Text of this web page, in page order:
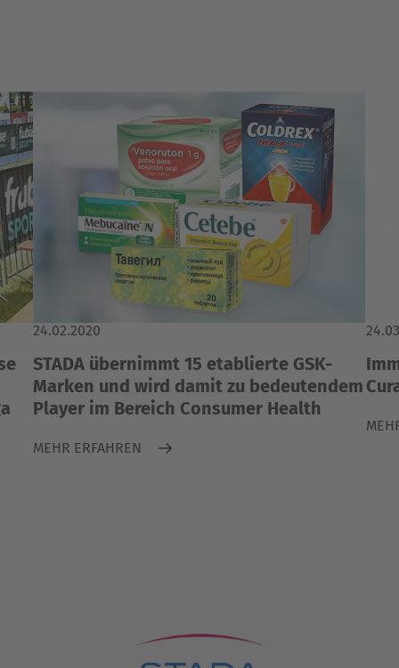
24.02.2020
STADA übernimmt 15 etablierte GSK-
Marken und wird damit zu bedeutendem
Player im Bereich Consumer Health
MEHR ERFAHREN